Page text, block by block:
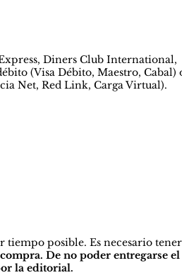
Diners Club International,
(Visa Débito, Maestro, Cabal)
Net, Red Link, Carga Virtual).
tiempo posible. Es necesario
De no poder entregarse el
la editorial.